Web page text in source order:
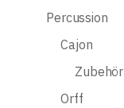
Percussion
Cajon
Zubehör
Orff